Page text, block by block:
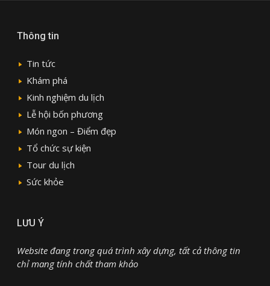
Thông tin
Tin tức
Khám phá
Kinh nghiệm du lịch
Lễ hội bốn phương
Món ngon – Điểm đẹp
Tổ chức sự kiện
Tour du lịch
Sức khỏe
LƯU Ý
Website đang trong quá trình xây dựng, tất cả thông tin
chỉ mang tính chất tham khảo